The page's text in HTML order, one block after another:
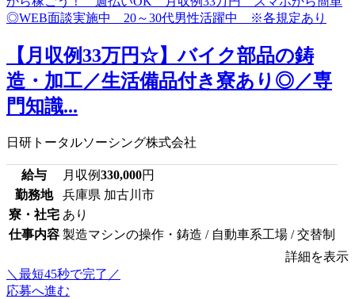
【月収例33万円☆】バイク部品の鋳
造・加工／生活備品付き寮あり◎／専
門知識...
日研トータルソーシング株式会社
給与 月収例330,000円
勤務地
兵庫県 加古川市
寮・社宅 あり
仕事内容 製造マシンの操作・鋳造 / 自動車系工場 / 交替制
詳細を表示
＼最短45秒で完了／
応募へ進む